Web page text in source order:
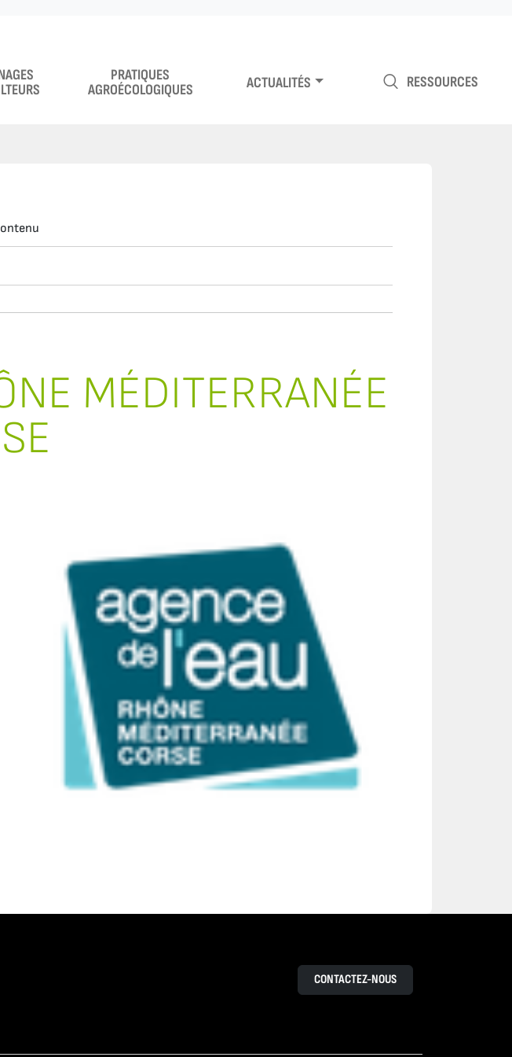
PRATIQUES
AGROÉCOLOGIQUES
ACTUALITÉS RESSOURCES
MÉDITERRANÉE
CONTACTEZ-NOUS